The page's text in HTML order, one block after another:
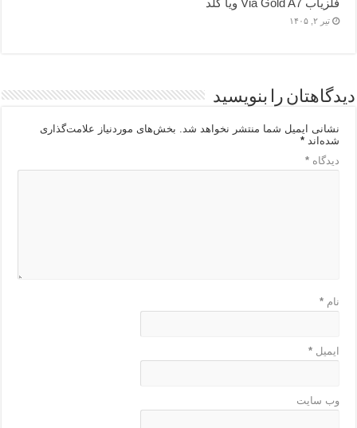
فلزیاب Via Gold A7 ویا گلد
تیر ۲, ۱۴۰۵
دیدگاهتان را بنویسید
نشانی ایمیل شما منتشر نخواهد شد.
بخش‌های موردنیاز علامت‌گذاری
شده‌اند*
دیدگاه*
نام*
ایمیل*
وب‌ سایت